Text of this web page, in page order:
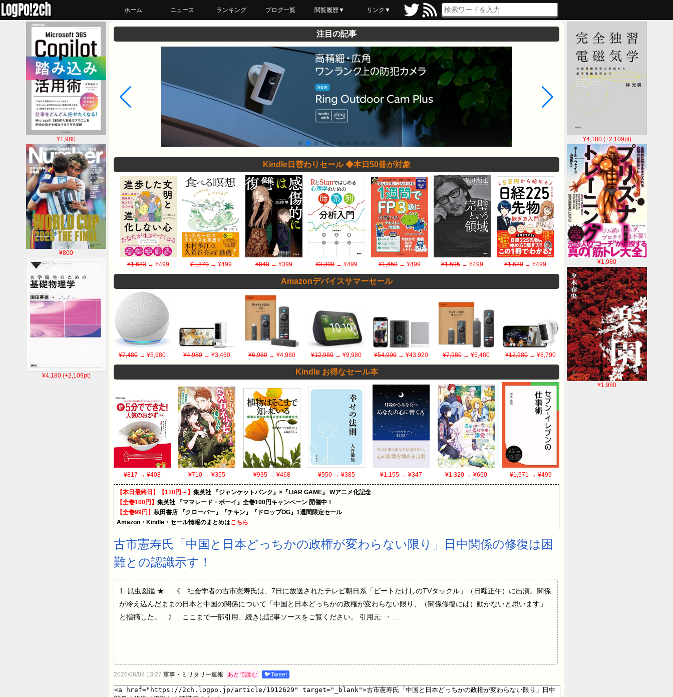
ホーム ニュース ランキング ブログ一覧 閲覧履歴▼
最近読んだ
あとで読む
ブックマーク
リンク▼
¥4,180 (+2,109pt)
¥1,980
¥1,980
¥1,980
¥800
¥4,180 (+2,109pt)
注目の記事
Kindle日替わりセール ◆本日50冊が対象
¥1,683→ ¥499 ¥1,870 → ¥499 ¥840→ ¥399 ¥3,300 → ¥499 ¥1,650→ ¥499 ¥1,595 → ¥499 ¥1,680→ ¥499
Amazonデバイスサマーセール
¥7,480 → ¥5,980 ¥4,980→ ¥3,460 ¥6,980→ ¥4,980 ¥12,980→ ¥9,980 ¥54,900→ ¥43,920 ¥7,980→ ¥5,480 ¥12,980→ ¥8,790
Kindle お得なセール本
¥817 → ¥408 ¥710→ ¥355 ¥935→ ¥468 ¥550→ ¥385 ¥1,155→ ¥347 ¥1,320→ ¥660 ¥1,571→ ¥499
【本日最終日】【110円～】 集英社 『ジャンケットバンク』×『LIAR GAME』 Wアニメ化記念
【全巻100円】 集英社 『ママレード・ボーイ』全巻100円キャンペーン 開催中！
【全巻99円】 秋田書店 『クローバー』『チキン』『ドロップOG』1週間限定セール
Amazon・Kindle・セール情報のまとめはこちら
古市憲寿氏「中国と日本どっちかの政権が変わらない限り」日中関係の修復は困
難との認識示す！
1: 昆虫図鑑 ★ 《 社会学者の古市憲寿氏は、7日に放送されたテレビ朝日系「ビートたけしのTVタックル」（日曜正午）に出演。関係
が冷え込んだままの日本と中国の関係について「中国と日本どっちかの政権が変わらない限り、（関係修復には）動かないと思います」
と指摘した。 》 ここまで一部引用、続きは記事ソースをご覧ください。 引用元: ・…
2026/06/08 13:27 軍事・ミリタリー速報 あとで読む 🐦Tweet